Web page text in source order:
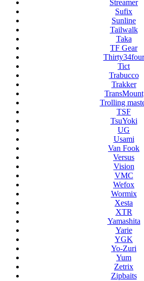
Streamer
Sufix
Sunline
Tailwalk
Taka
TF Gear
Thirty34four
Tict
Trabucco
Trakker
TransMount
Trolling
TSF
TsuYoki
UG
Usami
Van Fook
Versus
Vision
VMC
Wefox
Wormix
Xesta
XTR
Yamashita
Yarie
YGK
Yo-Zuri
Yum
Zetrix
Zipbaits